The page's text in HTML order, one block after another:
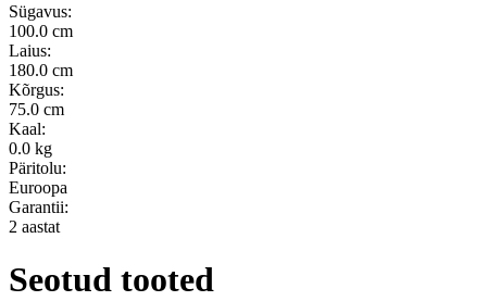
Sügavus:
100.0 cm
Laius:
180.0 cm
Kõrgus:
75.0 cm
Kaal:
0.0 kg
Päritolu:
Euroopa
Garantii:
2 aastat
Seotud tooted